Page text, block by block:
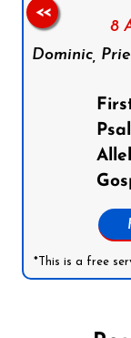
8
Dominic,
*This is a free
<<